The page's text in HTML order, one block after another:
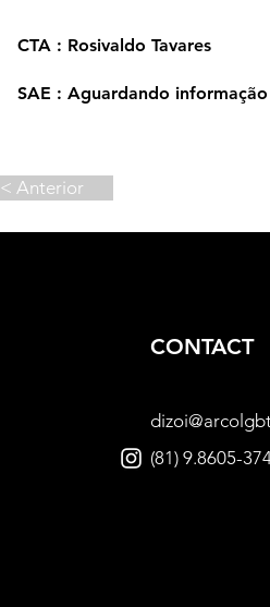
CTA : Rosivaldo Tavares
SAE : Aguardando informação
< Anterior
CONTACT
(81) 9.8605-